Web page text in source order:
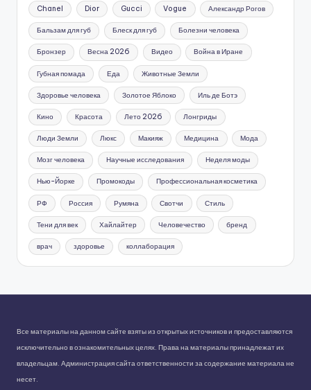
Chanel Dior Gucci Vogue Александр Рогов
Бальзам для губ Блеск для губ Болезни человека
Бронзер Весна 2026 Видео Война в Иране
Губная помада Еда Животные Земли
Здоровье человека Золотое Яблоко Иль де Ботэ
Кино Красота Лето 2026 Лонгриды
Люди Земли Люкс Макияж Медицина Мода
Мозг человека Научные исследования Неделя моды
Нью-Йорке Промокоды Профессиональная косметика
РФ Россия Румяна Свотчи Стиль
Тени для век Хайлайтер Человечество бренд
врач здоровье коллаборация
Все материалы на данном сайте взяты из открытых источников и предоставляются
исключительно в ознакомительных целях. Права на материалы принадлежат их
владельцам. Администрация сайта ответственности за содержание материала не
несет.